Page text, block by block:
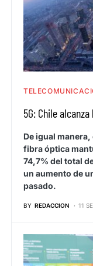
5G: Chile
De igual
fibra óptica
74,7% del total
un aumento de
pasado.
BY REDACCION 11